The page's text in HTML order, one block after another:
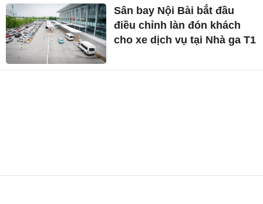
Sân bay Nội Bài bắt đầu
điều chỉnh làn đón khách
cho xe dịch vụ tại Nhà ga T1